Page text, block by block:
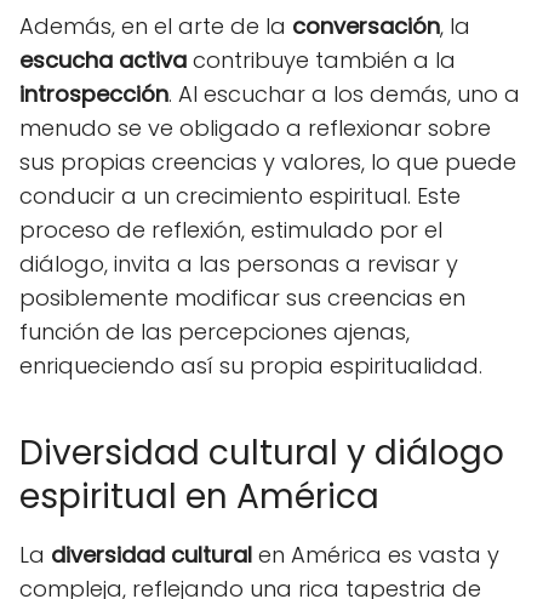
Además, en el arte de la conversación, la
escucha activa contribuye también a la
introspección. Al escuchar a los demás, uno a
menudo se ve obligado a reflexionar sobre
sus propias creencias y valores, lo que puede
conducir a un crecimiento espiritual. Este
proceso de reflexión, estimulado por el
diálogo, invita a las personas a revisar y
posiblemente modificar sus creencias en
función de las percepciones ajenas,
enriqueciendo así su propia espiritualidad.
Diversidad cultural y diálogo
espiritual en América
La diversidad cultural en América es vasta y
compleja, reflejando una rica tapestria de